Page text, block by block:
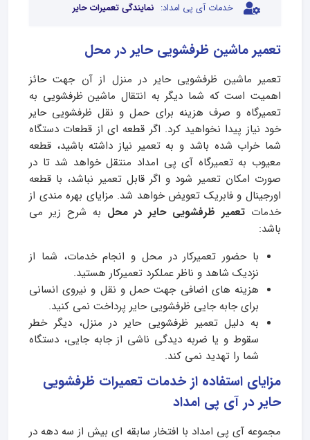
خدمات آی پی امداد: نمایندگی تعمیرات حایر
تعمیر ماشین ظرفشویی حایر در محل
تعمیر ماشین ظرفشویی حایر در منزل از آن جهت حائز
اهمیت است که شما دیگر به انتقال ماشین ظرفشویی به
تعمیرگاه و صرف هزینه برای حمل و نقل ظرفشویی حایر
خود نیاز پیدا نخواهید کرد. اگر قطعه ا‌ی از قطعات دستگاه
شما خراب شده باشد و به تعمیر نیاز داشته باشید، قطعه
معیوب به تعمیرگاه آی پی امداد منتقل خواهد شد تا در
صورت امکان تعمیر شود و اگر قابل تعمیر نباشد، با قطعه
اورجینال و فابریک تعویض خواهد شد. مزایای بهره مندی از
خدمات تعمیر ظرفشویی حایر در محل به شرح زیر می
باشد:
با حضور تعمیرکار در محل و انجام خدمات، شما از
نزدیک شاهد و ناظر عملکرد تعمیرکار هستید.
هزینه های اضافی جهت حمل و نقل و نیروی انسانی
برای جابه جایی ظرفشویی حایر پرداخت نمی کنید.
به دلیل تعمیر ظرفشویی حایر در منزل، دیگر خطر
سقوط و یا ضربه دیدگی ناشی از جابه جایی، دستگاه
شما را تهدید نمی کند.
مزایای استفاده از خدمات تعمیرات ظرفشویی
حایر در آی پی امداد
مجموعه آی پی امداد با افتخار سابقه ای بیش از سه دهه در